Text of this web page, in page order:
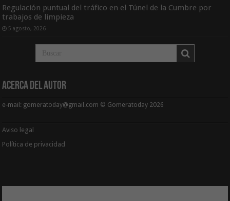
Regulación puntual del tráfico en el Túnel de la Cumbre por
trabajos de limpieza
5 agosto, 2026
Acerca del Autor
e-mail: gomeratoday@gmail.com © Gomeratoday 2026
Aviso legal
Política de privacidad